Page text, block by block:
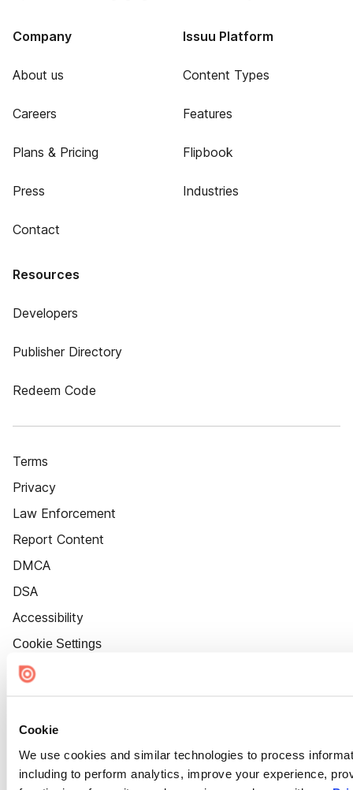
Cookie
We use cookies and similar technologies to process
including to perform analytics, improve your experience,
Company
About us
Careers
Plans & Pricing
Press
Contact
Issuu Platform
Content Types
Features
Flipbook
Industries
Resources
Developers
Publisher Directory
Redeem Code
Terms
Privacy
Law Enforcement
Report Content
DMCA
DSA
Accessibility
Cookie Settings